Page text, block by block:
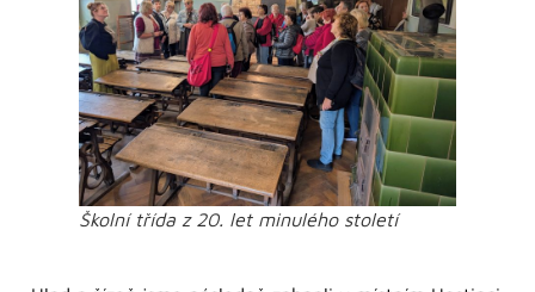
Školní třída z 20. let minulého století